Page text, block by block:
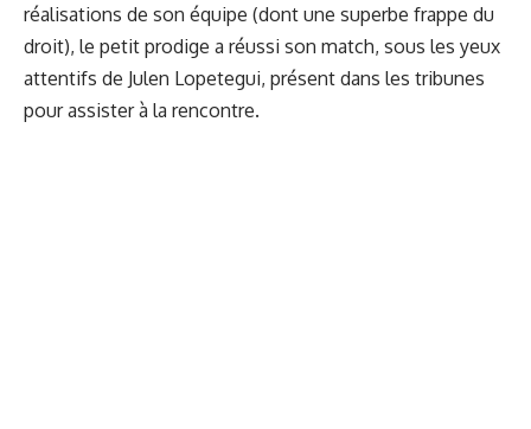
réalisations de son équipe (dont une superbe frappe du
droit), le petit prodige a réussi son match, sous les yeux
attentifs de Julen Lopetegui, présent dans les tribunes
pour assister à la rencontre.